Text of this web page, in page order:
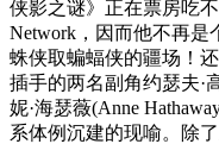
侠影之谜》正在票房吃
Network，因而他不再是
蛛侠取蝙蝠侠的疆场！
插手的两名副角约瑟夫·
妮·海瑟薇(Anne
系体例沉建的现喻。除